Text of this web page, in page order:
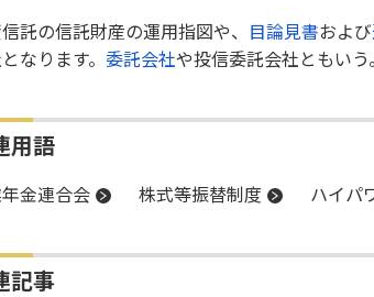
託の信託財産の運用指図や、 目論見書および
なります。 委託会社や投信委託会社ともいう。
用語
金連合会 株式等振替制度 ハイパ
記事